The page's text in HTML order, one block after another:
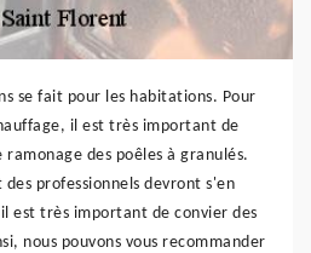
se fait pour les habitations. Pour
il est très important de
des poêles à granulés.
professionnels devront s'en
est très important de convier des
nous pouvons vous recommander